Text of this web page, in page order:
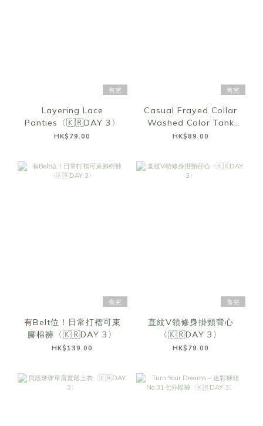
售完
Layering Lace
Panties〈🇰🇷DAY 3〉
HK$79.00
售完
Casual Frayed Collar
Washed Color Tank
Top〈🇰🇷DAY 3〉
HK$89.00
售完
有Belt位！日常打褶可束
腳棉褲〈🇰🇷DAY 3〉
HK$139.00
售完
直紋V領修身掛頸背心
〈🇰🇷DAY 3〉
HK$79.00